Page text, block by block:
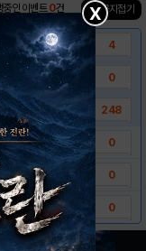
중인 이벤트0건 ▲ 공지접기
4
0
248
0
0
0
X